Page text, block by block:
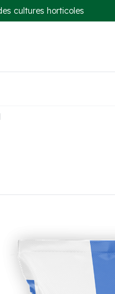
cultures horticoles